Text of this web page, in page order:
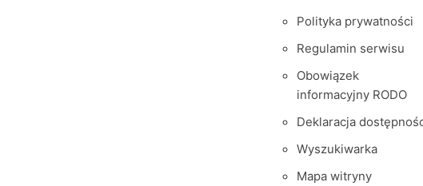
Polityka prywatności
Regulamin serwisu
Obowiązek
informacyjny RODO
Deklaracja
Wyszukiwarka
Mapa witryny